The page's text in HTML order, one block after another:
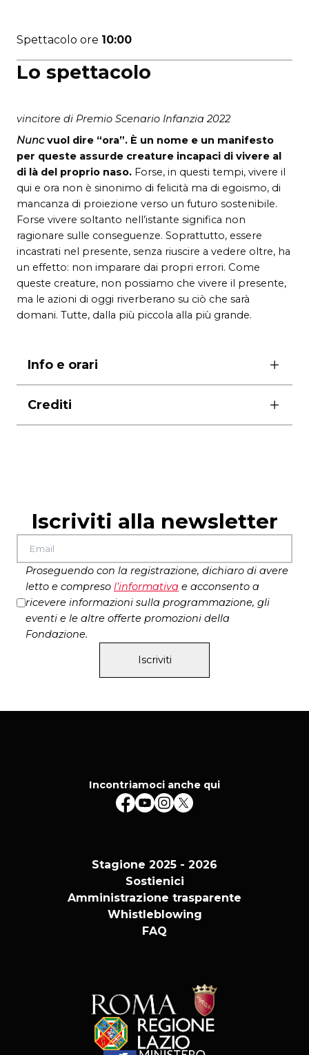
Lo spettacolo
vincitore di Premio Scenario Infanzia 2022
Nuncvuol dire “ora”. È un nome e un manifesto
per queste assurde creature incapaci di vivere al
di là del proprio naso. Forse, in questi tempi, vivere il
qui e ora non è sinonimo di felicità ma di egoismo, di
mancanza di proiezione verso un futuro sostenibile.
Forse vivere soltanto nell’istante significa non
ragionare sulle conseguenze. Soprattutto, essere
incastrati nel presente, senza riuscire a vedere oltre, ha
un effetto: non imparare dai propri errori. Come
queste creature, non possiamo che vivere il presente,
ma le azioni di oggi riverberano su ciò che sarà
domani. Tutte, dalla più piccola alla più grande.
Info e orari
ore 10.00
dai 6 anni
durata 55′
Crediti
Residenza Emilia-Romagna e La Piccionaia –
Centro di Produzione Teatrale
Spettacolo ore 10:00
Iscriviti alla newsletter
Proseguendo con la registrazione, dichiaro di avere
letto e compreso l’informativa e acconsento a
ricevere informazioni sulla programmazione, gli
eventi e le altre offerte promozioni della
Fondazione.
Iscriviti
Incontriamoci anche qui
Stagione 2025 - 2026
Sostienici
Amministrazione trasparente
Whistleblowing
FAQ